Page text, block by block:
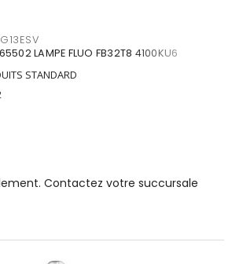
LAMPE FLUO FB32T8 4100KU6
STANDARD
Contactez votre succursale